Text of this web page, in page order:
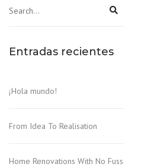
Entradas recientes
¡Hola mundo!
From Idea To Realisation
Home Renovations With No Fuss